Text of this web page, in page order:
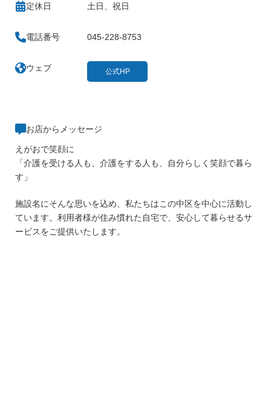
定休日 土日、祝日
電話番号 045-228-8753
ウェブ 公式HP
お店からメッセージ
えがおで笑顔に
「介護を受ける人も、介護をする人も、自分らしく笑顔で暮ら
す」
施設名にそんな思いを込め、私たちはこの中区を中心に活動し
ています。利用者様が住み慣れた自宅で、安心して暮らせるサ
ービスをご提供いたします。